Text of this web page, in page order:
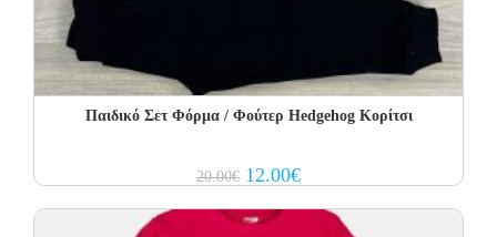
Παιδικό Σετ Φόρμα / Φούτερ Hedgehog Κορίτσι
20.00€ Original
price
20.00€.
12.00€Current
price
12.00€.